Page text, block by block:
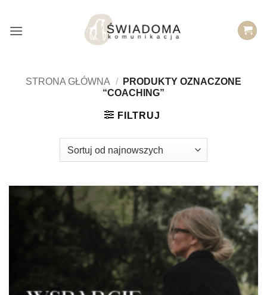
treści
STRONA GŁÓWNA /
PRODUKTY OZNACZONE
“COACHING”
FILTRUJ